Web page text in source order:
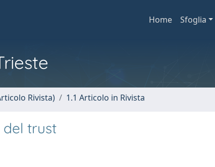
Home Sfoglia
Rivista) 1.1 Articolo in Rivista
del trust